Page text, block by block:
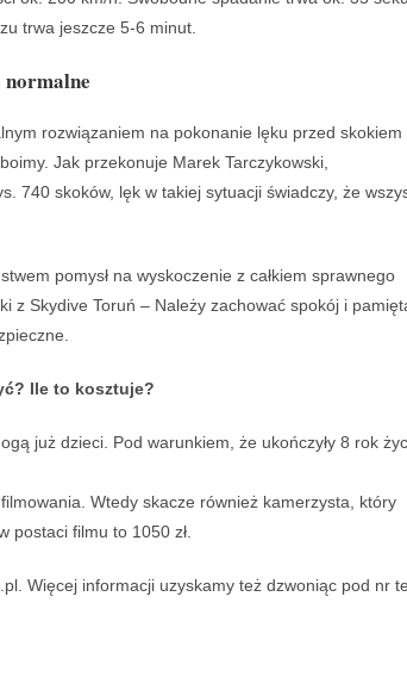
trwa jeszcze 5-6 minut.
normalne
rozwiązaniem na pokonanie lęku przed skokiem
Jak przekonuje Marek Tarczykowski,
740 skoków, lęk w takiej sytuacji świadczy, że
pomysł na wyskoczenie z całkiem sprawnego
z Skydive Toruń – Należy zachować spokój i
Ile to kosztuje?
już dzieci. Pod warunkiem, że ukończyły 8 rok
Wtedy skacze również kamerzysta, który
postaci filmu to 1050 zł.
Więcej informacji uzyskamy też dzwoniąc pod nr